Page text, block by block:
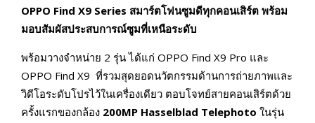
OPPO Find X9 Series สมาร์ตโฟนซูมดีทุกคอนเสิร์ต พร้อม
มอบสัมผัสประสบการณ์ซูมที่เหนือระดับ
พร้อมวางจำหน่าย 2 รุ่น ได้แก่ OPPO Find X9 Pro และ
OPPO Find X9 ที่รวมสุดยอดนวัตกรรมด้านการถ่ายภาพและ
วิดีโอระดับโปรไว้ในเครื่องเดียว ตอบโจทย์สายคอนเสิร์ตด้วย
ครั้งแรกของกล้อง 200MP Hasselblad Telephoto ในรุ่น